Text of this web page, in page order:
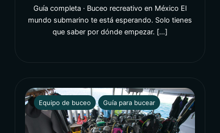
Guía completa · Buceo recreativo en México El
mundo submarino te está esperando. Solo tienes
que saber por dónde empezar. […]
Equipo de buceo Guía para bucear